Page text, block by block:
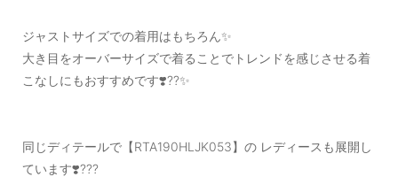
ジャストサイズでの着用はもちろん✨
大き目をオーバーサイズで着ることでトレンドを感じさせる着
こなしにもおすすめです❣️??✨
同じディテールで【RTA190HLJK053】の レディースも展開し
ています❣️???